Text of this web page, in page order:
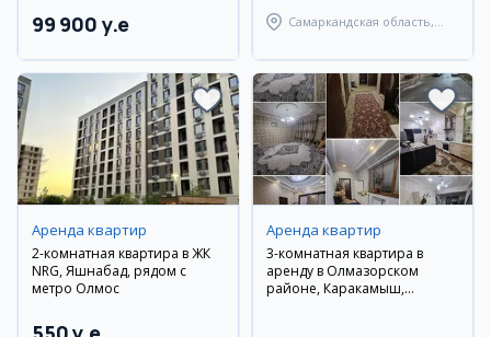
99 900 y.e
Самаркандская область,
Аренда квартир
2-комнатная квартира в ЖК
NRG, Яшнабад, рядом с
метро Олмос
Аренда квартир
3-комнатная квартира в
аренду в Олмазорском
районе, Каракамыш,